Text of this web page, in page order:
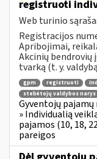
registruoti
Web turinio
Registracijos
Apribojimai,
Akcinių
tvarką (t. y.
gpm registruoti
stebėtojų valdybos narys
Gyventojų
» Individualią
pajamos (10, 18,
pareigos